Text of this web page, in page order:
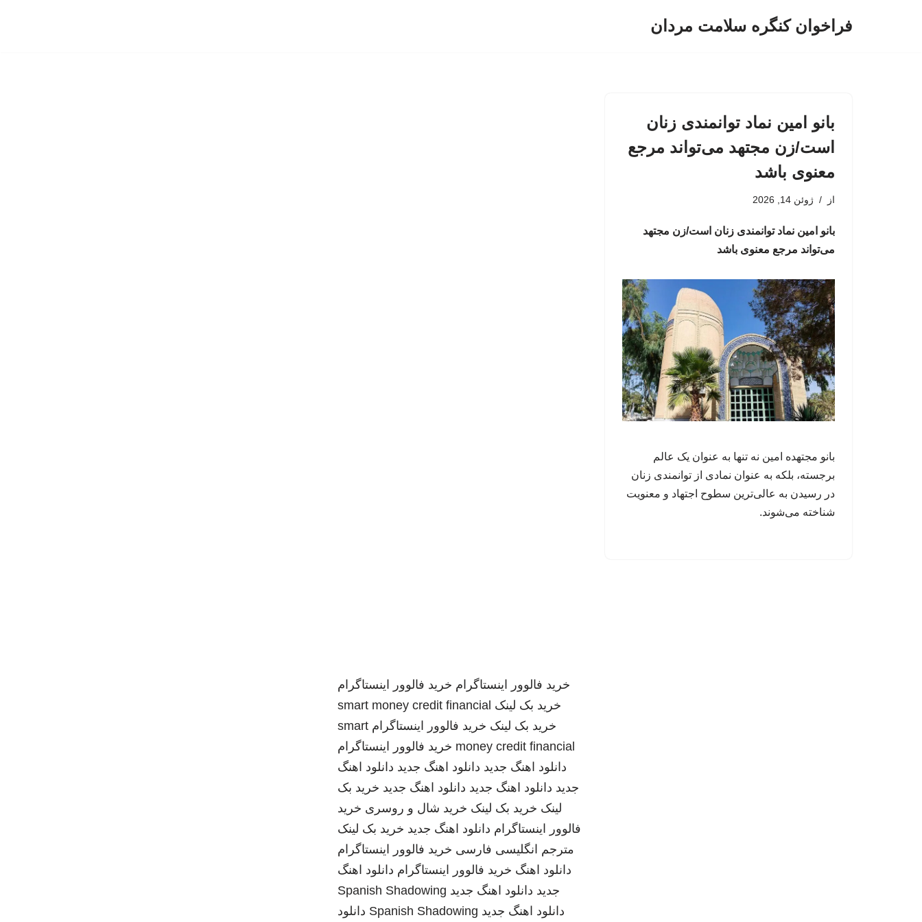
فراخوان کنگره سلامت مردان
بانو امین نماد توانمندی زنان
است/زن مجتهد می‌تواند مرجع
معنوی باشد
از ژوئن 14, 2026
بانو امین نماد توانمندی زنان است/زن مجتهد
می‌تواند مرجع معنوی باشد
بانو مجتهده امین نه تنها به عنوان یک عالم
برجسته، بلکه به عنوان نمادی از توانمندی زنان
در رسیدن به عالی‌ترین سطوح اجتهاد و معنویت
شناخته می‌شوند.
خرید فالوور اینستاگرام خرید فالوور اینستاگرام
خرید بک لینک smart money credit financial
خرید بک لینک خرید فالوور اینستاگرام smart
money credit financial خرید فالوور اینستاگرام
دانلود اهنگ جدید دانلود اهنگ جدید دانلود اهنگ
جدید دانلود اهنگ جدید دانلود اهنگ جدید خرید بک
لینک خرید بک لینک خرید شال و روسری خرید
فالوور اینستاگرام دانلود اهنگ جدید خرید بک لینک
مترجم انگلیسی فارسی خرید فالوور اینستاگرام
دانلود اهنگ خرید فالوور اینستاگرام دانلود اهنگ
جدید دانلود اهنگ جدید Spanish Shadowing
دانلود اهنگ جدید Spanish Shadowing دانلود